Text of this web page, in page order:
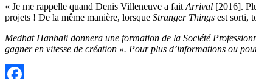
« Je me rappelle quand Denis Villeneuve a fait Arrival [2016].
projets ! De la même manière, lorsque Stranger Things est sorti,
Medhat Hanbali donnera une formation de la Société
gagner en vitesse de création ». Pour plus d’informations ou